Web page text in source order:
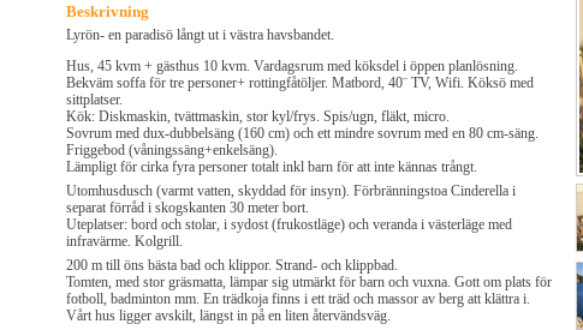
Beskrivning
Lyrön- en paradisö långt ut i västra havsbandet.
Hus, 45 kvm + gästhus 10 kvm. Vardagsrum med köksdel i öppen planlösning.
Bekväm soffa för tre personer+ rottingfåtöljer. Matbord, 40¨ TV, Wifi. Köksö med
sittplatser.
Kök: Diskmaskin, tvättmaskin, stor kyl/frys. Spis/ugn, fläkt, micro.
Sovrum med dux-dubbelsäng (160 cm) och ett mindre sovrum med en 80 cm-säng.
Friggebod (våningssäng+enkelsäng).
Lämpligt för cirka fyra personer totalt inkl barn för att inte kännas trångt.
Utomhusdusch (varmt vatten, skyddad för insyn). Förbränningstoa Cinderella i
separat förråd i skogskanten 30 meter bort.
Uteplatser: bord och stolar, i sydost (frukostläge) och veranda i västerläge med
infravärme. Kolgrill.
200 m till öns bästa bad och klippor. Strand- och klippbad.
Tomten, med stor gräsmatta, lämpar sig utmärkt för barn och vuxna. Gott om plats för
fotboll, badminton mm. En trädkoja finns i ett träd och massor av berg att klättra i.
Vårt hus ligger avskilt, längst in på en liten återvändsväg.